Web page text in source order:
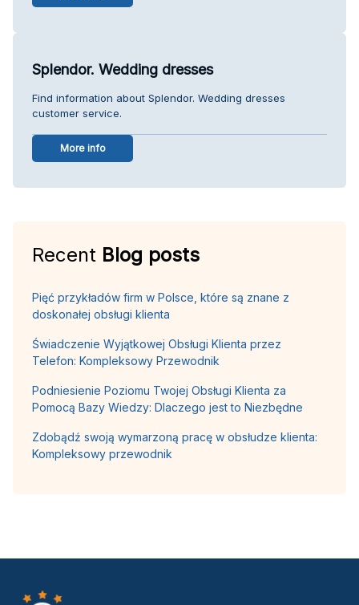
Splendor. Wedding dresses
Find information about Splendor. Wedding dresses
customer service.
More info
Recent Blog posts
Pięć przykładów firm w Polsce, które są znane z
doskonałej obsługi klienta
Świadczenie Wyjątkowej Obsługi Klienta przez
Telefon: Kompleksowy Przewodnik
Podniesienie Poziomu Twojej Obsługi Klienta za
Pomocą Bazy Wiedzy: Dlaczego jest to Niezbędne
Zdobądź swoją wymarzoną pracę w obsłudze klienta:
Kompleksowy przewodnik